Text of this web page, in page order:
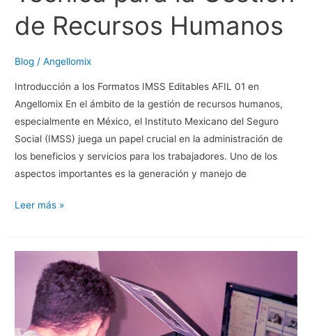
de Recursos Humanos
Blog /Angellomix
Introducción a los Formatos IMSS Editables AFIL 01 en
Angellomix En el ámbito de la gestión de recursos humanos,
especialmente en México, el Instituto Mexicano del Seguro
Social (IMSS) juega un papel crucial en la administración de
los beneficios y servicios para los trabajadores. Uno de los
aspectos importantes es la generación y manejo de
Formatos
Angellomix:
Guía
Leer más »